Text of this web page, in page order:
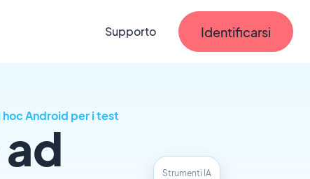
Supporto Identificarsi
Strumenti IA
Android per i test